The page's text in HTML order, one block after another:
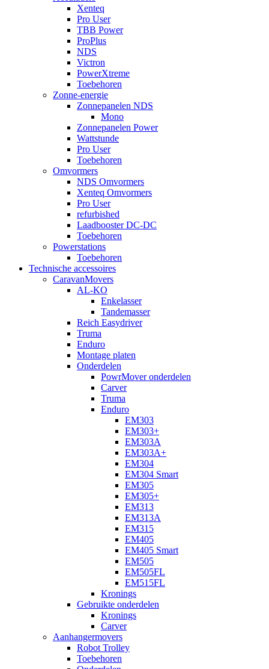
Xenteq
Pro User
TBB Power
ProPlus
NDS
Victron
PowerXtreme
Toebehoren
Zonne-energie
Zonnepanelen NDS
Mono
Zonnepanelen Power
Wattstunde
Pro User
Toebehoren
Omvormers
NDS Omvormers
Xenteq Omvormers
Pro User
refurbished
Laadbooster DC-DC
Toebehoren
Powerstations
Toebehoren
Technische accessoires
CaravanMovers
AL-KO
Enkelasser
Tandemasser
Reich Easydriver
Truma
Enduro
Montage platen
Onderdelen
PowrMover onderdelen
Carver
Truma
Enduro
EM303
EM303+
EM303A
EM303A+
EM304
EM304 Smart
EM305
EM305+
EM313
EM313A
EM315
EM405
EM405 Smart
EM505
EM505FL
EM515FL
Kronings
Gebruikte onderdelen
Kronings
Carver
Aanhangermovers
Robot Trolley
Toebehoren